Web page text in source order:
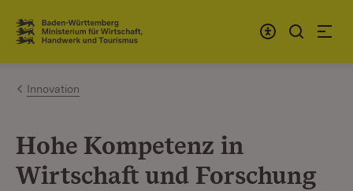
Zum Inhalt springen
Link zur Startseite
Innovation
Hohe Kompetenz in
Wirtschaft und Forschung